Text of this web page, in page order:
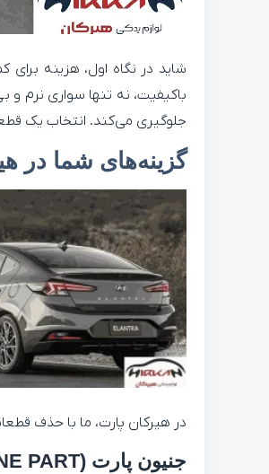
شاید در نگاه اول، هزینه
باکیفیت، نه تنها سواری نرم و
جلوگیری می‌کند. انتخاب یک
گزینه‌های شما در هیرکان پارت:
در هیرکان پارت، ما با حذف
جنیون پارت (GENUINE PART)